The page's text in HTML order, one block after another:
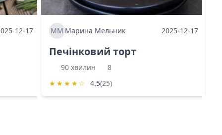
12-17 МММарина Мельник 2025-12-17
Печінковий торт
90 хвилин
8
★ ★ ★ ★ ☆ 4.5(25)